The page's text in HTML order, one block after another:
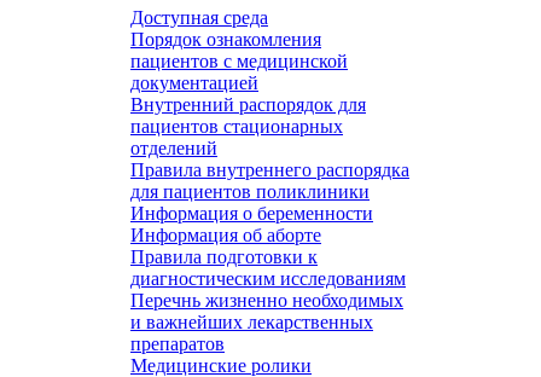
Доступная среда
Порядок ознакомления
пациентов с медицинской
документацией
Внутренний распорядок для
пациентов стационарных
отделений
Правила внутреннего распорядка
для пациентов поликлиники
Информация о беременности
Информация об аборте
Правила подготовки к
диагностическим исследованиям
Перечнь жизненно необходимых
и важнейших лекарственных
препаратов
Медицинские ролики